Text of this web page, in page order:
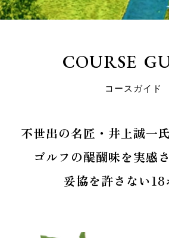
COURSE G
コ ース ガイ ド
不世出の名匠・井上誠一
ゴルフの醍醐味を実感
妥協を許さない18